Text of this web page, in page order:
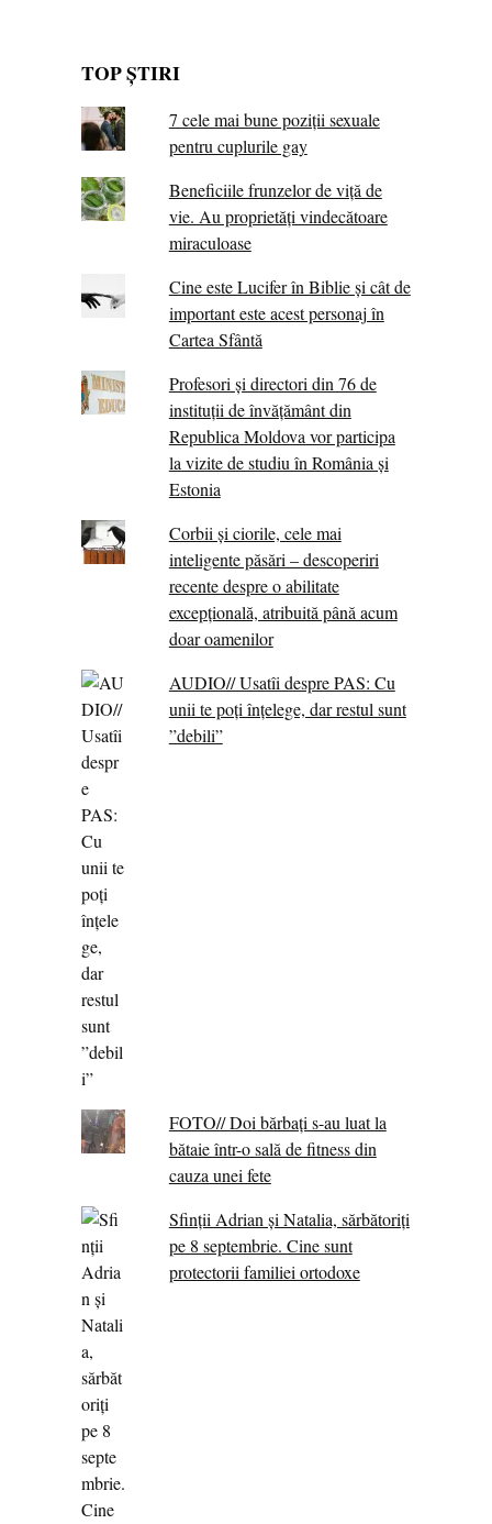
TOP ȘTIRI
7 cele mai bune poziții sexuale
pentru cuplurile gay
Beneficiile frunzelor de viță de
vie. Au proprietăţi vindecătoare
miraculoase
Cine este Lucifer în Biblie și cât de
important este acest personaj în
Cartea Sfântă
Profesori și directori din 76 de
instituții de învățământ din
Republica Moldova vor participa
la vizite de studiu în România și
Estonia
Corbii şi ciorile, cele mai
inteligente păsări – descoperiri
recente despre o abilitate
excepţională, atribuită până acum
doar oamenilor
AUDIO// Usatîi despre PAS: Cu
unii te poți înțelege, dar restul sunt
”debili”
FOTO// Doi bărbați s-au luat la
bătaie într-o sală de fitness din
cauza unei fete
Sfinții Adrian și Natalia, sărbătoriți
pe 8 septembrie. Cine sunt
protectorii familiei ortodoxe